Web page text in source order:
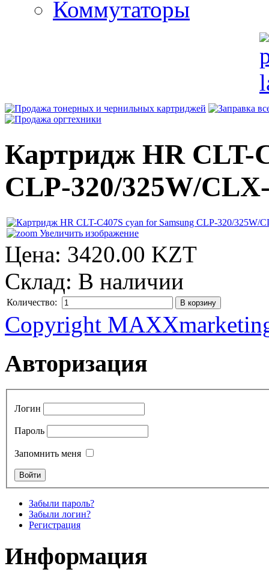
Коммутаторы
Картридж HR CLT-
CLP-320/325W/
Увеличить изображение
Цена: 3420.00 KZT
Склад: В наличии
Количество:
Copyright
Авторизация
Логин
Пароль
Запомнить меня
Забыли пароль?
Забыли логин?
Регистрация
Информация